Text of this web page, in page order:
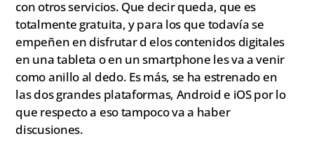
con otros servicios. Que decir queda, que es
totalmente gratuita, y para los que todavía se
empeñen en disfrutar d elos contenidos digitales
en una tableta o en un smartphone les va a venir
como anillo al dedo. Es más, se ha estrenado en
las dos grandes plataformas, Android e iOS por lo
que respecto a eso tampoco va a haber
discusiones.